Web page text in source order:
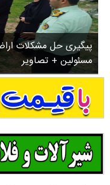
پیگیری حل مشکلات
مسئولین + تصاویر
س
ت
ش
د
.